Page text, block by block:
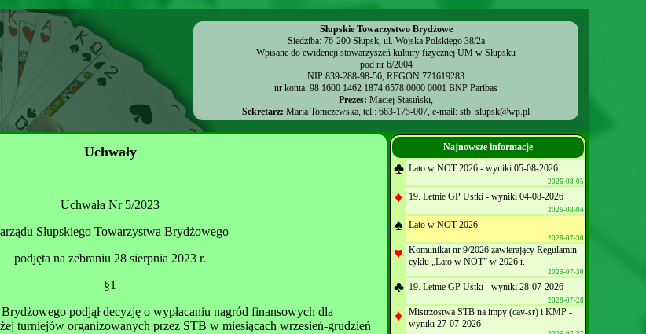
Słupskie Towarzystwo Brydżowe
Siedziba: 76-200 Słupsk, ul. Wojska Polskiego 38/2a
Wpisane do ewidencji stowarzyszeń kultury fizycznej UM w Słupsku
pod nr 6/2004
NIP 839-288-98-56, REGON 771619283
nr konta: 98 1600 1462 1874 6578 0000 0001 BNP Paribas
Prezes: Maciej Stasiński,
Sekretarz: Maria Tomczewska, tel.: 663-175-007, e-mail: stb_slupsk@wp.pl
Uchwały
Uchwała Nr 5/2023
Słupskiego Towarzystwa Brydżowego
podjęta na zebraniu 28 sierpnia 2023 r.
§1
podjął decyzję o wypłacaniu nagród finansowych dla
turniejów organizowanych przez STB w miesiącach wrzesień-grudzień
Najnowsze informacje
♣ Lato w NOT 2026 - wyniki 05-08-2026
2026-08-05
♦ 19. Letnie GP Ustki - wyniki 04-08-2026
2026-08-04
♠ Lato w NOT 2026
2026-07-30
♥ Komunikat nr 9/2026 zawierający Regulamin
cyklu „Lato w NOT” w 2026 r.
2026-07-30
♣ 19. Letnie GP Ustki - wyniki 28-07-2026
2026-07-28
♦ Mistrzostwa STB na impy (cav-sr) i KMP -
wyniki 27-07-2026